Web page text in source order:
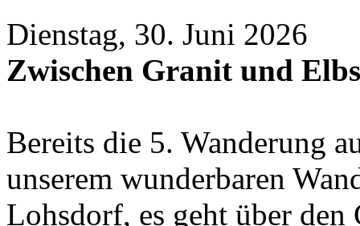
Dienstag, 30. Juni 2026
Zwischen Granit und
Bereits die 5. Wanderung
unserem wunderbaren
Lohsdorf, es geht über